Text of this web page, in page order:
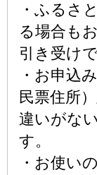
・ふるさ
る場合も
引き受け
・お申込
民票住所
違いがな
す。
・お使い